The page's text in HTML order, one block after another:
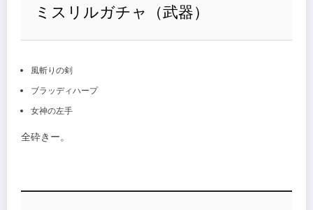
ミスリルガチャ（武器）
風斬りの剣
ブラッディハープ
女神の左手
全砕きー。